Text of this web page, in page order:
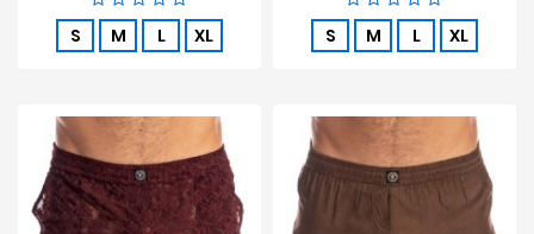
S M L XL S M L XL